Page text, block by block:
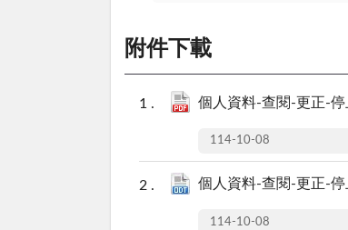
附件下載
個人資料-查閱-更正-
114-10-08
個人資料-查閱-更正-
114-10-08